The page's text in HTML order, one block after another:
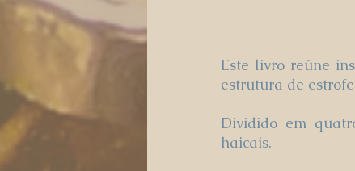
Este livro reúne
estrutura de
Dividido em
haicais.